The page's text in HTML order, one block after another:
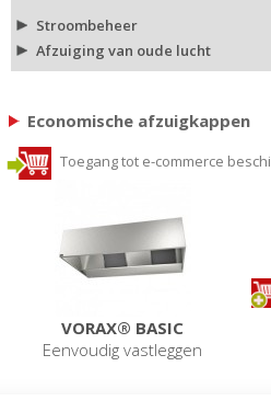
Stroombeheer
Afzuiging van oude lucht
Economische afzuigkappen
Toegang tot e-commerce
VORAX® BASIC
Eenvoudig vastleggen